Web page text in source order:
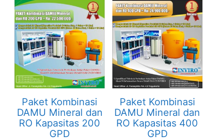
Paket Kombinasi
DAMU Mineral dan
RO Kapasitas 200
GPD
Paket Kombinasi
DAMU Mineral dan
RO Kapasitas 400
GPD